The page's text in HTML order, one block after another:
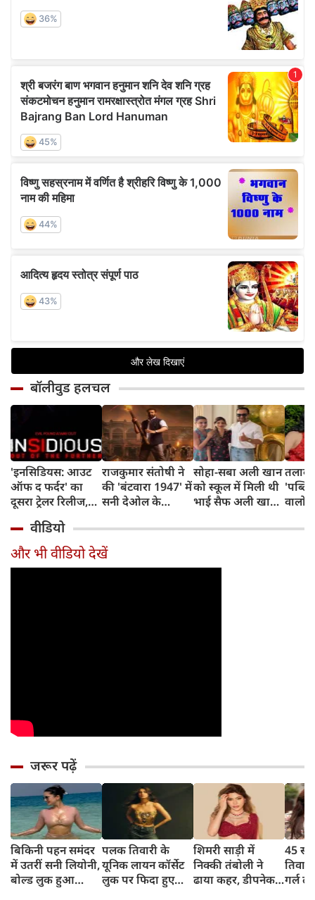
बॉलीवुड हलचल
'इनसिडियस: आउट
ऑफ द फर्दर' का
दूसरा ट्रेलर रिलीज,
डरावना चैप्टर लेकर
लौट रही हॉरर
फ्रैंचाइजी
राजकुमार संतोषी ने
की 'बंटवारा 1947' में
सनी देओल के
सुपरहीरोज़ से तुलना,
कही यह बात
सोहा-सबा अली खान
को स्कूल में मिली थी
भाई सैफ अली खान
शादी की खबर,
वालों
वीडियो
और भी वीडियो देखें
जरूर पढ़ें
बिकिनी पहन समंदर
में उतरीं सनी लियोनी,
बोल्ड लुक हुआ
पलक तिवारी के
यूनिक लायन कॉर्सेट
लुक पर फिदा हुए
शिमरी साड़ी में
निक्की तंबोली ने
ढाया कहर, डीपनेक
45
गर्ल